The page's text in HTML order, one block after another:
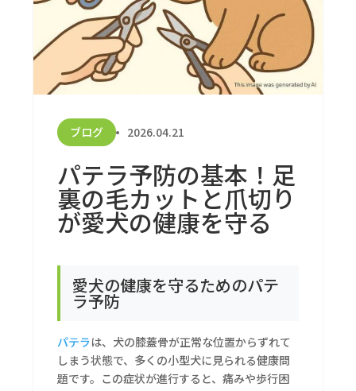
ブログ 2026.04.21
パテラ予防の基本！足
裏の毛カットと爪切り
が愛犬の健康を守る
愛犬の健康を守るためのパテ
ラ予防
パテラ は、犬の膝蓋骨が正常な位置からずれて
しまう状態で、多くの小型犬に見られる健康問
題です。この症状が進行すると、痛みや歩行困